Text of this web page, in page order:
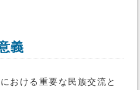
義
おける重要な民族交流と